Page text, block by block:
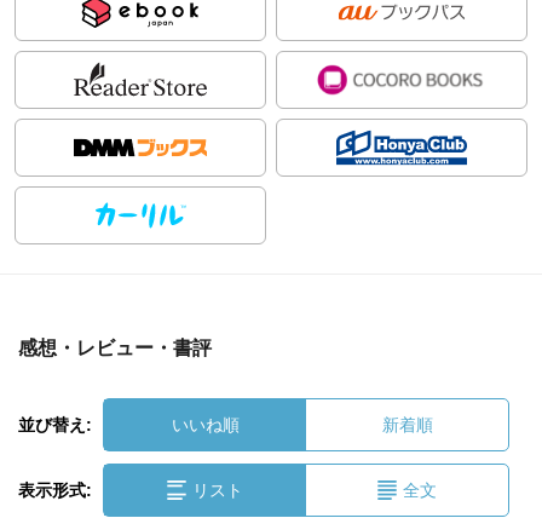
感想・レビュー・書評
並び替え: いいね順 新着順
表示形式: リスト 全文